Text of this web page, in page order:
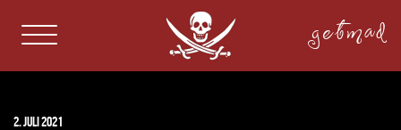
getmad
2. Juli 2021